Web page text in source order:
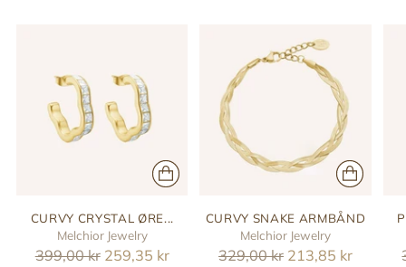
CURVY CRYSTAL ØRE...
Melchior Jewelry
Reguler
399,00 kr 259,35 kr
CURVY SNAKE ARMBÅND
Melchior Jewelry
Reguler
329,00 kr 213,85 kr